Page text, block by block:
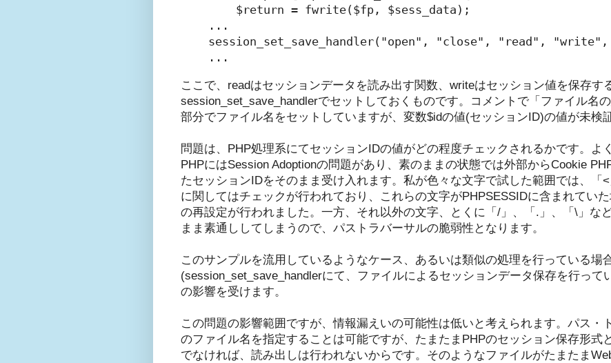
    $return = fwrite($fp, $sess_data);
...
session_set_save_handler("open", "close", "read",
...
ここで、readはセッションデータを読み出す関数、writeはセッション値を保存す
session_set_save_handlerでセットしておくものです。コメントで「ファイル名
部分でファイル名をセットしていますが、変数$idの値(セッションID)の値が未検
問題は、PHP処理系にてセッションIDの値がどの程度チェックされるかです。よ
PHPにはSession Adoptionの問題があり、素のままの状態では外部からCookie
たセッションIDをそのまま受け入れます。私が色々な文字で試した範囲では、「<
に関してはチェックが行われており、これらの文字がPHPSESSIDに含まれてい
の再設定が行われました。一方、それ以外の文字、とくに「/」、「.」、「\」な
まま素通ししてしまうので、パストラバーサルの脆弱性となります。
このサンプルを流用しているようなケース、あるいは類似の処理を行っている場
(session_set_save_handlerにて、ファイルによるセッションデータ保存を行って
の影響を受けます。
この問題の影響範囲ですが、情報漏えいの可能性は低いと考えられます。パス・
のファイル名を指定することは可能ですが、たまたまPHPのセッション保存形式
でなければ、読み出しは行われないからです。そのようなファイルがたまたま